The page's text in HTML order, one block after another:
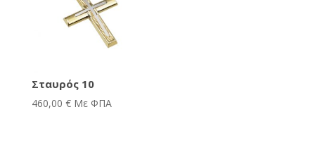
Σταυρός 10
460,00 € Με ΦΠΑ